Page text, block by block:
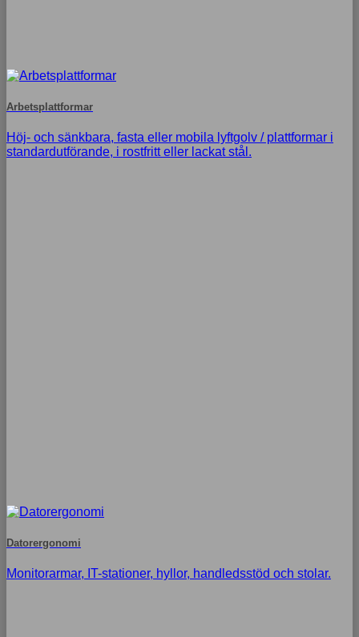
Arbetsplattformar
Höj- och sänkbara, fasta eller mobila lyftgolv / plattformar i
standardutförande, i rostfritt eller lackat stål.
Datorergonomi
Monitorarmar, IT-stationer, hyllor, handledsstöd och stolar.